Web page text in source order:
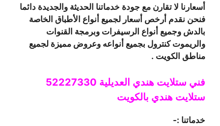
أسعارنا لا تقارن مع جودة خدماتنا الحديثة والجديدة دائما
فنحن نقدم أرخص أسعار لجميع أنواع الأطباق الخاصة
بالدش وجميع أنواع الرسيفرات وبرمجة القنوات
والريموت كنترول بجميع أنواعه وعروض مميزة لجميع
مناطق الكويت .
فني ستلايت هندي العديلية 52227330
ستلايت هندي بالكويت
خدماتنا :-